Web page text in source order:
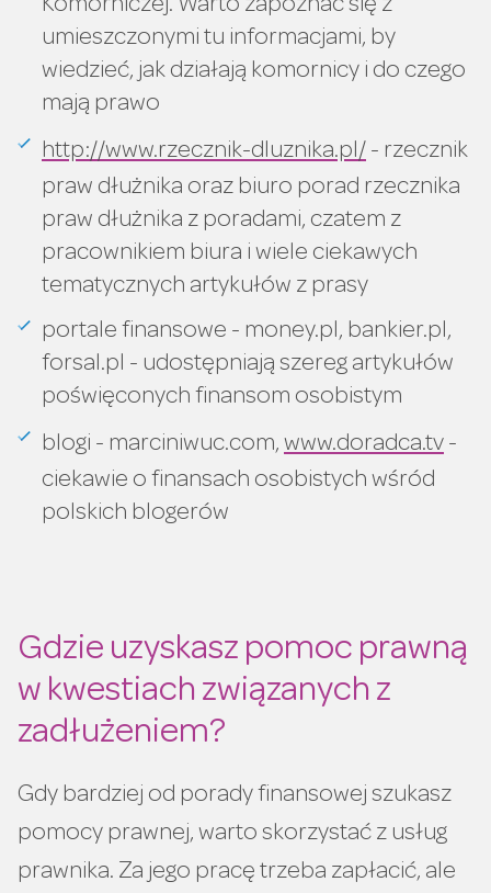
Komorniczej. Warto zapoznać się z
umieszczonymi tu informacjami, by
wiedzieć, jak działają komornicy i do czego
mają prawo
http://www.rzecznik-dluznika.pl/ - rzecznik
praw dłużnika oraz biuro porad rzecznika
praw dłużnika z poradami, czatem z
pracownikiem biura i wiele ciekawych
tematycznych artykułów z prasy
portale finansowe - money.pl, bankier.pl,
forsal.pl - udostępniają szereg artykułów
poświęconych finansom osobistym
blogi - marciniwuc.com, www.doradca.tv -
ciekawie o finansach osobistych wśród
polskich blogerów
Gdzie uzyskasz pomoc prawną
w kwestiach związanych z
zadłużeniem?
Gdy bardziej od porady finansowej szukasz
pomocy prawnej, warto skorzystać z usług
prawnika. Za jego pracę trzeba zapłacić, ale